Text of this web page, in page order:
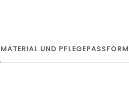
MATERIAL UND PFLEGEPASSFORM